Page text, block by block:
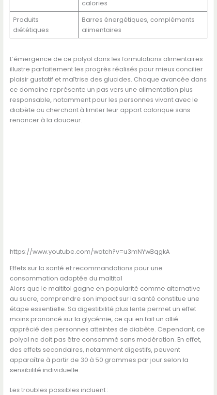
calories
Produits
diététiques
Barres énergétiques, compléments
alimentaires
L’émergence de ce polyol dans les formulations alimentaires
illustre parfaitement les progrès réalisés pour mieux concilier
plaisir gustatif et maîtrise des glucides. Chaque avancée dans
ce domaine représente un pas vers une alimentation plus
responsable, notamment pour les personnes vivant avec le
diabète ou cherchant à limiter leur apport calorique sans
renoncer à la douceur.
https://www.youtube.com/watch?v=u3mNYwBqgkA
Effets sur la santé et recommandations pour une
consommation adaptée du maltitol
Alors que le maltitol gagne en popularité comme alternative
au sucre, comprendre son impact sur la santé constitue une
étape essentielle. Sa digestibilité plus lente permet un effet
moins prononcé sur la glycémie, ce qui en fait un allié
apprécié des personnes atteintes de diabète. Cependant, ce
polyol ne doit pas être consommé sans modération. En effet,
des effets secondaires, notamment digestifs, peuvent
apparaître à partir de 30 à 50 grammes par jour selon la
sensibilité individuelle.
Les troubles possibles incluent :